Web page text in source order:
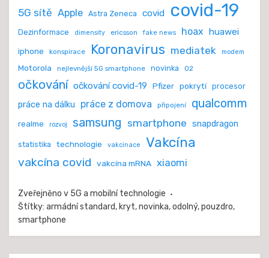
5G sítě Apple Astra Zeneca covid covid-19
Dezinformace dimensity ericsson fake news hoax huawei
iphone konspirace Koronavirus mediatek modem
Motorola nejlevnější 5G smartphone novinka O2
očkování očkování covid-19 Pfizer pokrytí procesor
práce na dálku práce z domova připojení qualcomm
realme rozvoj samsung smartphone snapdragon
statistika technologie vakcinace Vakcína
vakcína covid vakcína mRNA xiaomi
Zveřejněno v 5G a mobilní technologie
Štítky: armádní standard, kryt,novinka,odolný,pouzdro,
smartphone